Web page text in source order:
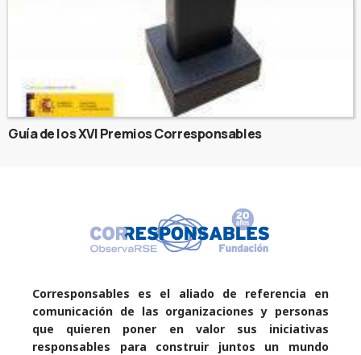
Guía de los XVI Premios Corresponsables
Corresponsables es el aliado de referencia en
comunicación de las organizaciones y personas
que quieren poner en valor sus iniciativas
responsables para construir juntos un mundo